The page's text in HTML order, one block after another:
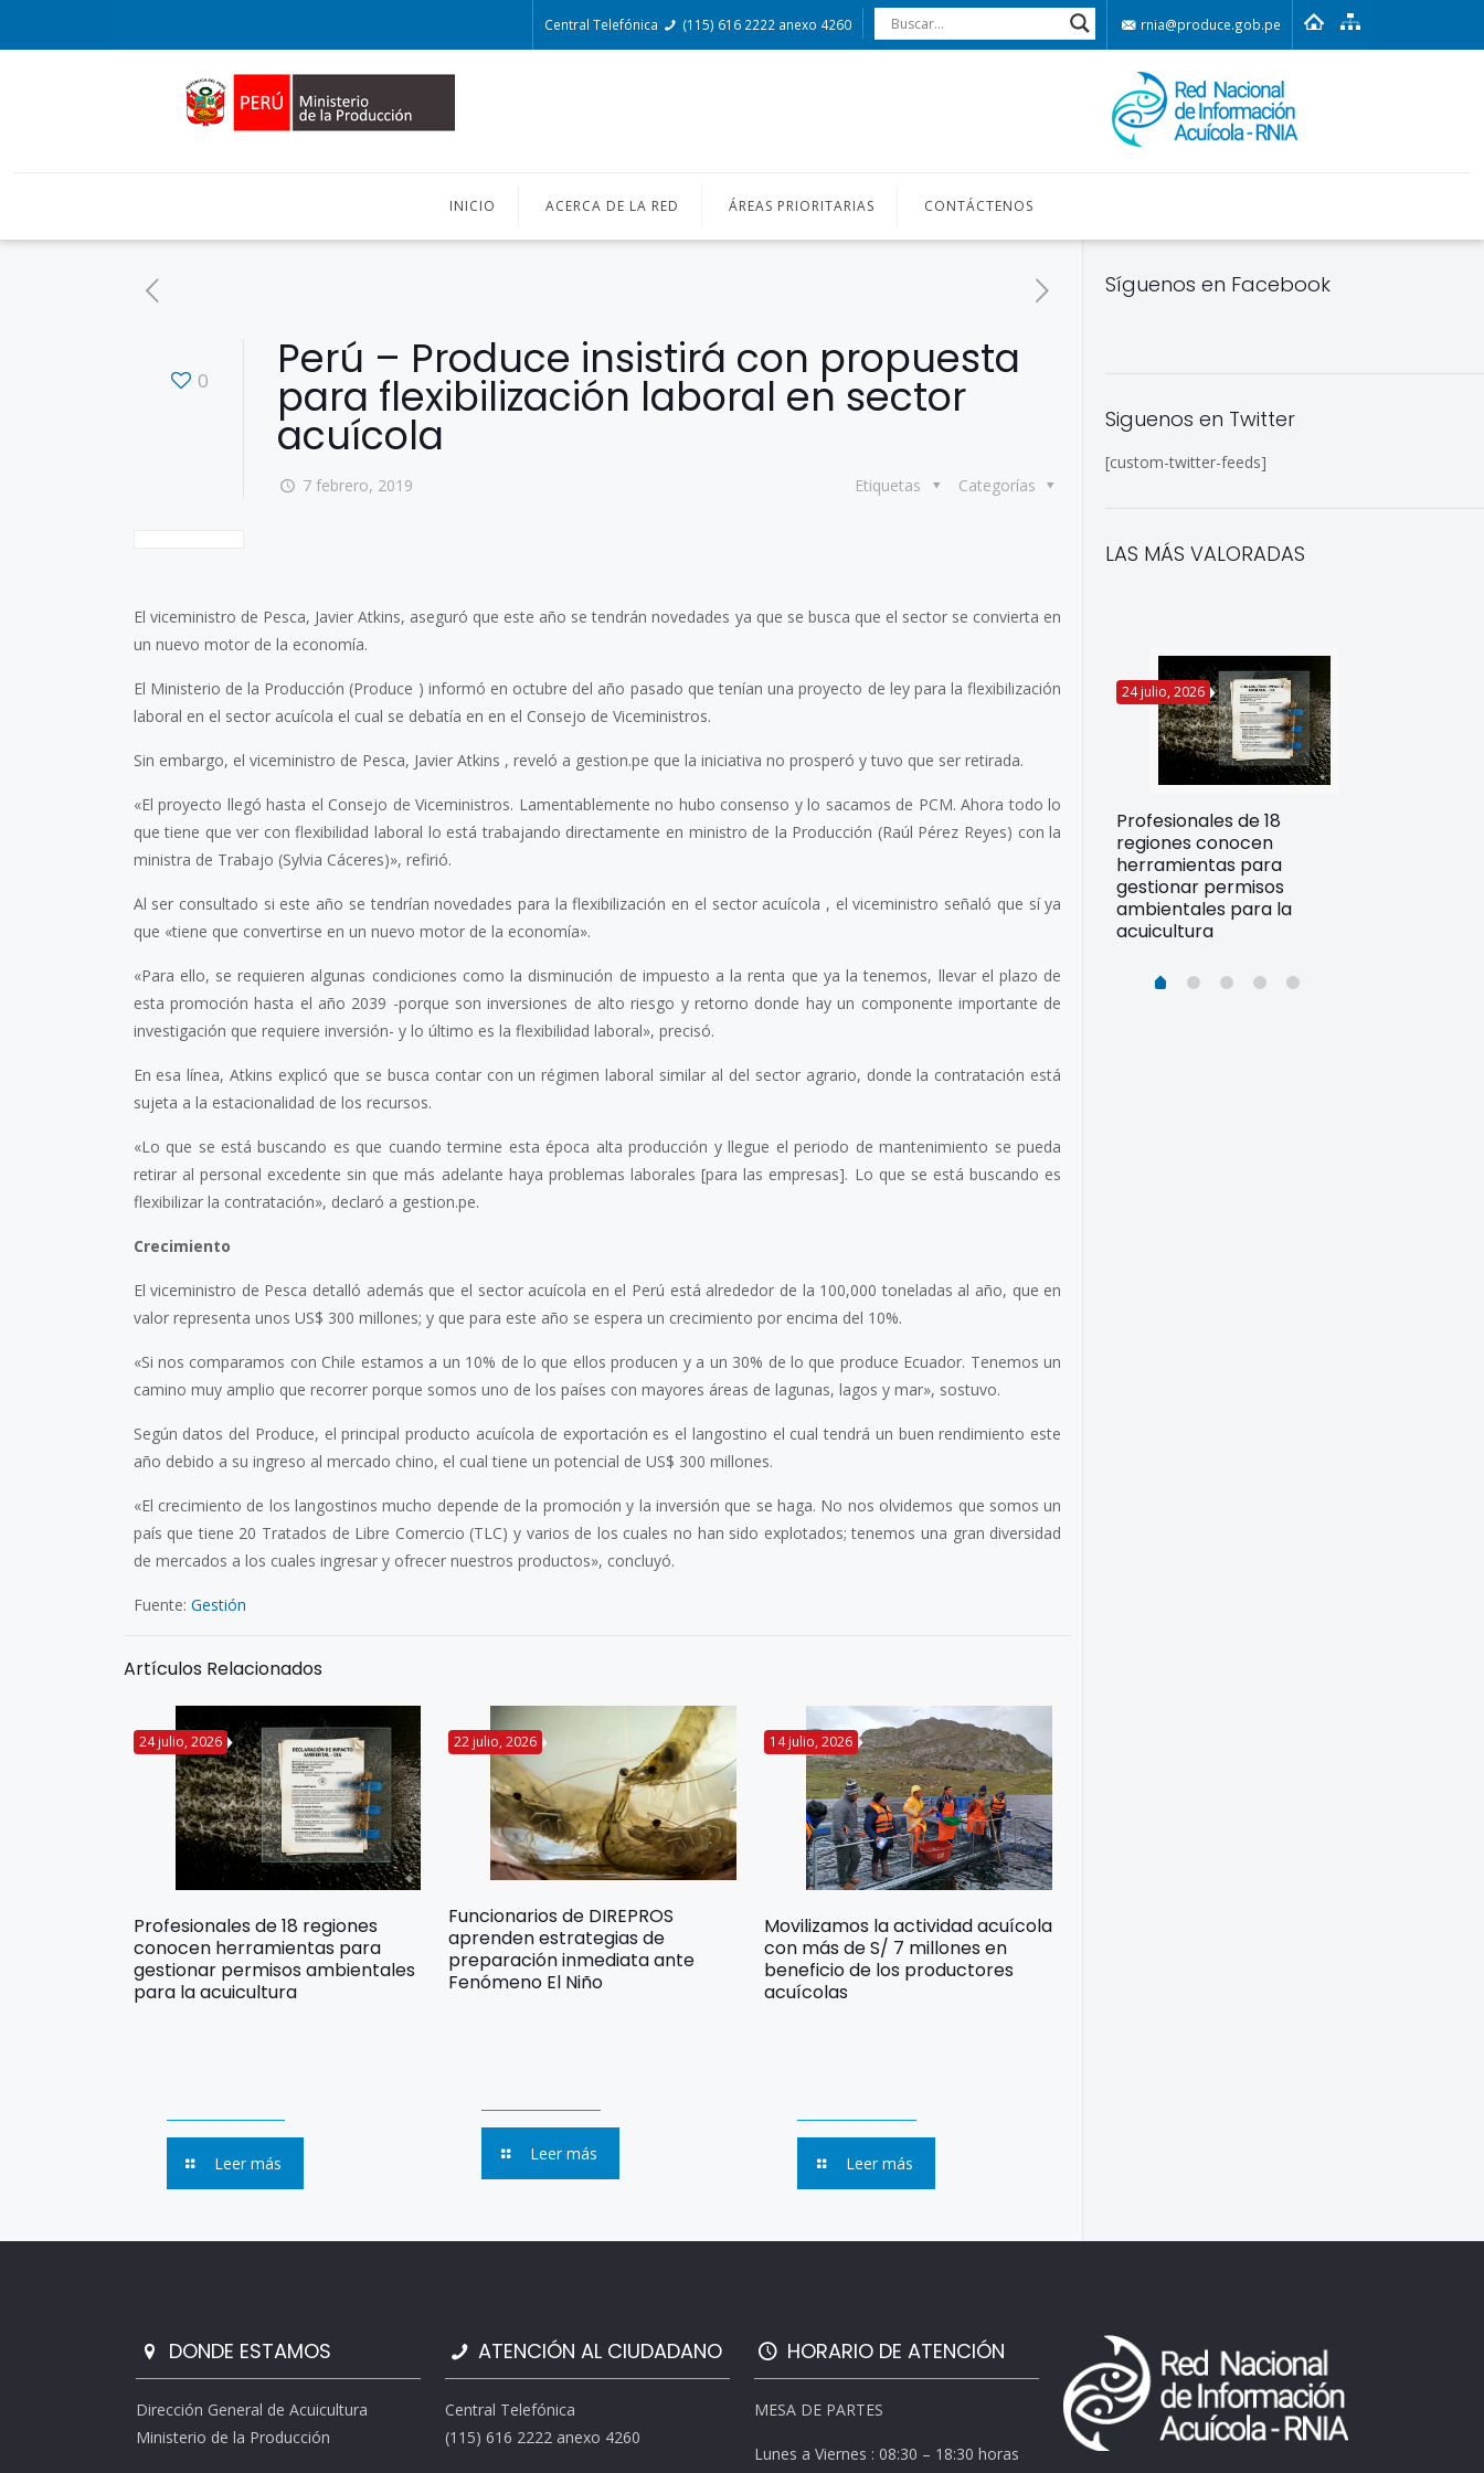
Central Telefónica (115) 616 2222 anexo 4260 rnia@produce.gob.pe
INICIO ACERCA DE LA RED ÁREAS PRIORITARIAS CONTÁCTENOS
0 Perú – Produce insistirá con propuesta
para flexibilización laboral en sector
acuícola
7 febrero, 2019 Categorías
Etiquetas
El viceministro de Pesca, Javier Atkins, aseguró que este año se tendrán novedades ya que se busca que el sector se convierta en
un nuevo motor de la economía.
El Ministerio de la Producción (Produce ) informó en octubre del año pasado que tenían una proyecto de ley para la flexibilización
laboral en el sector acuícola el cual se debatía en en el Consejo de Viceministros.
Sin embargo, el viceministro de Pesca, Javier Atkins , reveló a gestion.pe que la iniciativa no prosperó y tuvo que ser retirada.
«El proyecto llegó hasta el Consejo de Viceministros. Lamentablemente no hubo consenso y lo sacamos de PCM. Ahora todo lo
que tiene que ver con flexibilidad laboral lo está trabajando directamente en ministro de la Producción (Raúl Pérez Reyes) con la
ministra de Trabajo (Sylvia Cáceres)», refirió.
Al ser consultado si este año se tendrían novedades para la flexibilización en el sector acuícola , el viceministro señaló que sí ya
que «tiene que convertirse en un nuevo motor de la economía».
«Para ello, se requieren algunas condiciones como la disminución de impuesto a la renta que ya la tenemos, llevar el plazo de
esta promoción hasta el año 2039 -porque son inversiones de alto riesgo y retorno donde hay un componente importante de
investigación que requiere inversión- y lo último es la flexibilidad laboral», precisó.
En esa línea, Atkins explicó que se busca contar con un régimen laboral similar al del sector agrario, donde la contratación está
sujeta a la estacionalidad de los recursos.
«Lo que se está buscando es que cuando termine esta época alta producción y llegue el periodo de mantenimiento se pueda
retirar al personal excedente sin que más adelante haya problemas laborales [para las empresas]. Lo que se está buscando es
flexibilizar la contratación», declaró a gestion.pe.
Crecimiento
El viceministro de Pesca detalló además que el sector acuícola en el Perú está alrededor de la 100,000 toneladas al año, que en
valor representa unos US$ 300 millones; y que para este año se espera un crecimiento por encima del 10%.
«Si nos comparamos con Chile estamos a un 10% de lo que ellos producen y a un 30% de lo que produce Ecuador. Tenemos un
camino muy amplio que recorrer porque somos uno de los países con mayores áreas de lagunas, lagos y mar», sostuvo.
Según datos del Produce, el principal producto acuícola de exportación es el langostino el cual tendrá un buen rendimiento este
año debido a su ingreso al mercado chino, el cual tiene un potencial de US$ 300 millones.
«El crecimiento de los langostinos mucho depende de la promoción y la inversión que se haga. No nos olvidemos que somos un
país que tiene 20 Tratados de Libre Comercio (TLC) y varios de los cuales no han sido explotados; tenemos una gran diversidad
de mercados a los cuales ingresar y ofrecer nuestros productos», concluyó.
Fuente: Gestión
Artículos Relacionados
24 julio, 2026
Profesionales de 18 regiones
conocen herramientas para
gestionar permisos ambientales
para la acuicultura
Leer más
22 julio, 2026
Funcionarios de DIREPROS
aprenden estrategias de
preparación inmediata ante
Fenómeno El Niño
Leer más
14 julio, 2026
Movilizamos la actividad acuícola
con más de S/ 7 millones en
beneficio de los productores
acuícolas
Leer más
Síguenos en Facebook
Siguenos en Twitter
[custom-twitter-feeds]
LAS MÁS VALORADAS
8 julio, 2026
Más de 30 expertos
generan acuerdos para
Perú
24 julio, 2026
Profesionales de 18
regiones conocen
herramientas para
gestionar permisos
ambientales para la
acuicultura
DONDE ESTAMOS
Dirección General de Acuicultura
Ministerio de la Producción
ATENCIÓN AL CIUDADANO
Central Telefónica
(115) 616 2222 anexo 4260
HORARIO DE ATENCIÓN
MESA DE PARTES
Lunes a Viernes : 08:30 – 18:30 horas